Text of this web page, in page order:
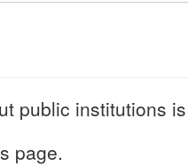
public institutions
page.